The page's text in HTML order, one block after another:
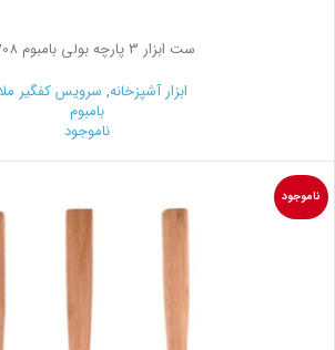
ست ابزار 3 پارچه بولی بامبوم B0708
ابزار آشپزخانه, سرویس کفگیر
بامبوم
ناموجود
ناموجود